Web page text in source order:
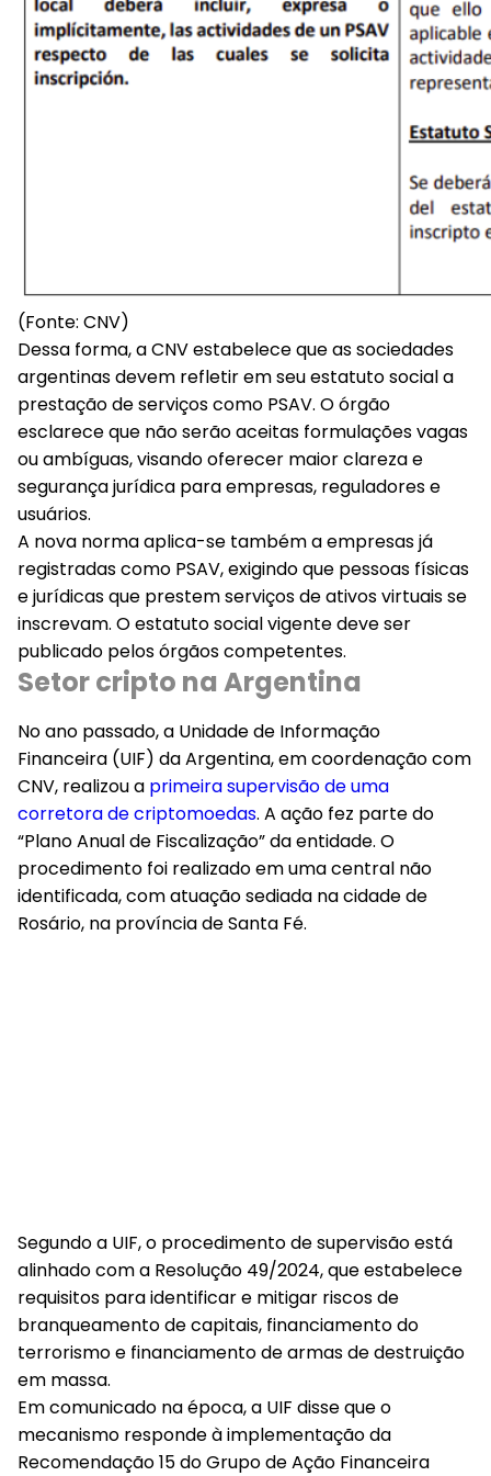
(Fonte: CNV)
Dessa forma, a CNV estabelece que as sociedades
argentinas devem refletir em seu estatuto social a
prestação de serviços como PSAV. O órgão
esclarece que não serão aceitas formulações vagas
ou ambíguas, visando oferecer maior clareza e
segurança jurídica para empresas, reguladores e
usuários.
A nova norma aplica-se também a empresas já
registradas como PSAV, exigindo que pessoas físicas
e jurídicas que prestem serviços de ativos virtuais se
inscrevam. O estatuto social vigente deve ser
publicado pelos órgãos competentes.
Setor cripto na Argentina
No ano passado, a Unidade de Informação
Financeira (UIF) da Argentina, em coordenação com
CNV, realizou a primeira supervisão de uma
corretora de criptomoedas. A ação fez parte do
“Plano Anual de Fiscalização” da entidade. O
procedimento foi realizado em uma central não
identificada, com atuação sediada na cidade de
Rosário, na província de Santa Fé.
Segundo a UIF, o procedimento de supervisão está
alinhado com a Resolução 49/2024, que estabelece
requisitos para identificar e mitigar riscos de
branqueamento de capitais, financiamento do
terrorismo e financiamento de armas de destruição
em massa.
Em comunicado na época, a UIF disse que o
mecanismo responde à implementação da
Recomendação 15 do Grupo de Ação Financeira